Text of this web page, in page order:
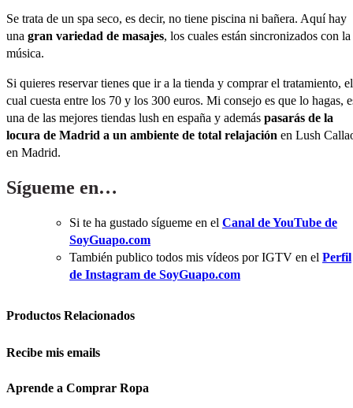
Se trata de un spa seco, es decir, no tiene piscina ni bañera. Aquí hay
una gran variedad de masajes, los cuales están sincronizados con la
música.
Si quieres reservar tienes que ir a la tienda y comprar el tratamiento, el
cual cuesta entre los 70 y los 300 euros. Mi consejo es que lo hagas,
una de las mejores tiendas lush en españa y además pasarás de la
locura de Madrid a un ambiente de total relajación en Lush
en Madrid.
Sígueme en…
Si te ha gustado sígueme en el Canal de YouTube de
SoyGuapo.com
También publico todos mis vídeos por IGTV en el Perfil
de Instagram de SoyGuapo.com
Productos Relacionados
Recibe mis emails
Aprende a Comprar Ropa